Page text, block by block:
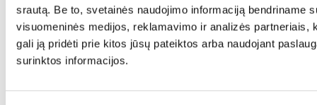
srautą. Be to, svetainės naudojimo informaciją bendriname
visuomeninės medijos, reklamavimo ir analizės partneriais,
gali ją pridėti prie kitos jūsų pateiktos arba naudojant
surinktos informacijos.